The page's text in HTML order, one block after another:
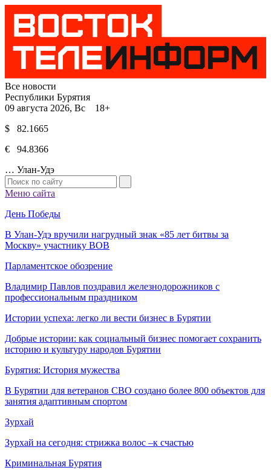
Все новости
Республики Бурятия
09 августа 2026, Вс 18+
$ 82.1665
€ 94.8366
… Улан-Удэ
Меню сайта
День Победы
В Улан-Удэ вручили нагрудный знак «85 лет битвы за
Москву» участнику ВОВ
Парламентское обозрение
Владимир Павлов поздравил железнодорожников с
профессиональным праздником
Истории успеха: легко ли вести бизнес в Бурятии
Добрые истории: как социальный бизнес помогает сохранить
историю и культуру народов Бурятии
Бурятия: История мужества
В Бурятии для ветеранов СВО создано более 800 объектов для
занятия адаптивным спортом
Зурхай
Зурхай на сегодня: стрижка волос –к счастью
Криминальная Бурятия